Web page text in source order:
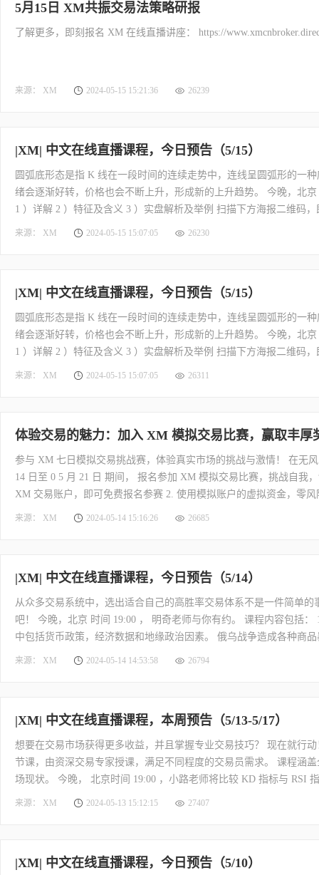
5月15日 XM共振交易法策略研报
了解更多，即刻报名 XM 在线直播讲座： https://
来源： XM 2024-05-15 15:21:36 26239
|XM| 中文在线直播课程，今日预告（5/15）
圆弧底形态是指 K 线在一段时间的连续走势中，连线呈圆弧形的一
绪会逐渐好转，价格也会不断上升，形成新的上升趋势。 今晚，北
1 ）详解 2 ）特征及含义 3 ）实盘解析及举例 扫描下方海报二维码
https://www.xmcnbroker.direct/cn/gw.php?gid=196419
来源： XM 2024-05-15 15:07:05 26230
|XM| 中文在线直播课程，今日预告（5/15）
圆弧底形态是指 K 线在一段时间的连续走势中，连线呈圆弧形的一
绪会逐渐好转，价格也会不断上升，形成新的上升趋势。 今晚，北
1 ）详解 2 ）特征及含义 3 ）实盘解析及举例 扫描下方海报二维码
https://www.xmcnbroker.direct/cn/gw.php?gid=196419
来源： XM 2024-05-15 15:07:05 26311
体验交易的魅力：加入 XM 模拟交易比赛，赢取丰厚
参与 XM 七日模拟交易挑战赛，体验真实市场的挑战与激情！ 在无
14 日至 0 5 月 21 日 期间， 报名参加 XM 模拟交易比赛，挑战自我
XM 交易账户，即可免费报名参赛 2. 使用模拟账户的虚拟资金，零
方海报二维码！ 了解更多，即刻访问 XM 官网： https://
来源： XM 2024-05-14 15:16:26 26685
|XM| 中文在线直播课程，今日预告（5/14）
从众多交易系统中，选出适合自己的高胜率交易体系不是一件简单
吧！ 今晚，北京 时间 19:00 ， 明奇老师与你有约。 课程内容包括
中包括货币政策，经济数据和地缘政治因素。 俄乌战争造成各种商
战，而战争还会对市场造成什么影响呢？ 今晚，北京时间 20:30 ，
来源： XM 2024-05-14 14:53:58 26794
|XM| 中文在线直播课程，本周预告（5/13-5/17）
想要在交易市场获得更多收益，并且掌握专业交易技巧？ 现在就行
节课，由资深交易专家授课，满足不同程度的交易员需求。 课程涵
场现状。 今晚， 北京时间 19:00 ，小路老师将比较 KD 指标与 RSI
周课程安排如下： 扫描上方海报二维码，即刻 查看更多课程安排
来源： XM 2024-05-13 15:12:15 27407
|XM| 中文在线直播课程，今日预告（5/10）